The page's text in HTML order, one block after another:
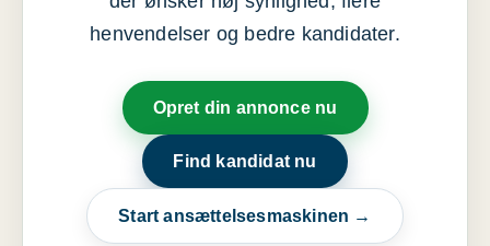
henvendelser og bedre kandidater.
Opret din annonce nu
Find kandidat nu
Start ansættelsesmaskinen →